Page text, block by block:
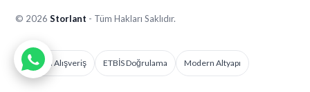
© 2026 Storlant - Tüm Hakları Saklıdır.
Güvenli Alışveriş ETBİS Doğrulama Modern Altyapı